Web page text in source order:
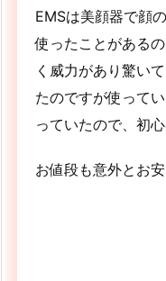
EMSは美顔器で顔
使ったことがある
く威力があり驚い
たのですが使って
っていたので、初
お値段も意外とお安